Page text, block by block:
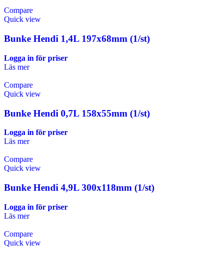
Compare
Quick view
Bunke Hendi 1,4L 197x68mm (1/st)
Logga in för priser
Läs mer
Compare
Quick view
Bunke Hendi 0,7L 158x55mm (1/st)
Logga in för priser
Läs mer
Compare
Quick view
Bunke Hendi 4,9L 300x118mm (1/st)
Logga in för priser
Läs mer
Compare
Quick view